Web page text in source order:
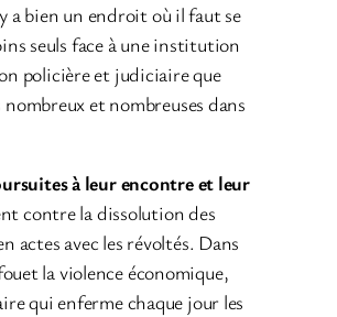
y a bien un endroit où il faut se
seuls face à une institution
policière et judiciaire que
et nombreuses dans
à leur encontre et leur
contre la dissolution des
actes avec les révoltés. Dans
la violence économique,
qui enferme chaque jour les